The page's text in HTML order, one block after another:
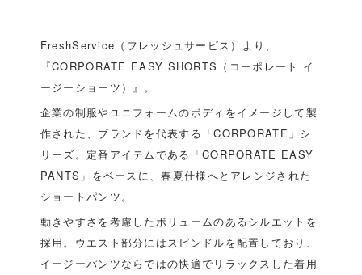
FreshService（フレッシュサービス）より、
『CORPORATE EASY SHORTS（コーポレート イ
ージーショーツ）』。
企業の制服やユニフォームのボディをイメージして製
作された、ブランドを代表する「CORPORATE」シ
リーズ。定番アイテムである「CORPORATE EASY
PANTS」をベースに、春夏仕様へとアレンジされた
ショートパンツ。
動きやすさを考慮したボリュームのあるシルエットを
採用。ウエスト部分にはスピンドルを配置しており、
イージーパンツならではの快適でリラックスした着用